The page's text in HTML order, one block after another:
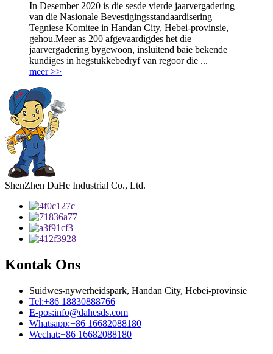
In Desember 2020 is die sesde vierde jaarvergadering
van die Nasionale Bevestigingsstandaardisering
Tegniese Komitee in Handan City, Hebei-provinsie,
gehou.Meer as 200 afgevaardigdes het die
jaarvergadering bygewoon, insluitend baie bekende
kundiges in hegstukkebedryf van regoor die ...
meer >>
ShenZhen DaHe Industrial Co., Ltd.
Kontak Ons
Suidwes-nywerheidspark, Handan City, Hebei-provinsie
Tel:+86 18830888766
E-pos:info@dahesds.com
Whatsapp:+86 16682088180
Wechat:+86 16682088180